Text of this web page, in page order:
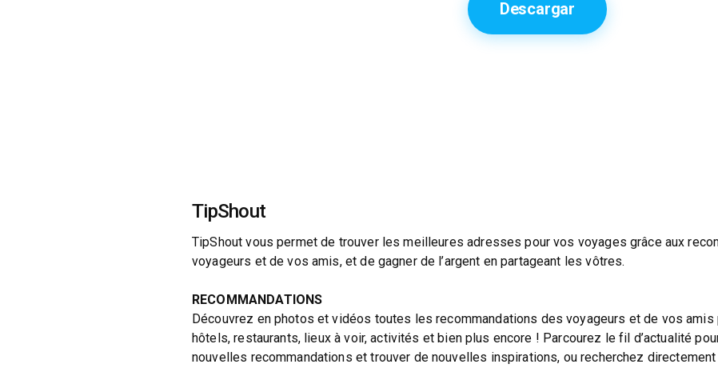
Descargar
TipShout
TipShout vous permet de trouver les meilleures adresses pour vos voyages grâce aux
voyageurs et de vos amis, et de gagner de l’argent en partageant les vôtres.
RECOMMANDATIONS
Découvrez en photos et vidéos toutes les recommandations des voyageurs et de vos amis
hôtels, restaurants, lieux à voir, activités et bien plus encore ! Parcourez le fil d’actualité
nouvelles recommandations et trouver de nouvelles inspirations, ou recherchez